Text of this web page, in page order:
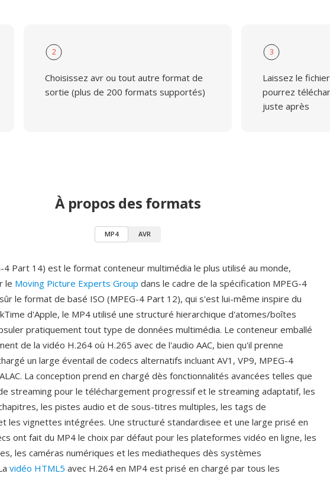
2
Choisissez avr ou tout autre format de
sortie (plus de 200 formats supportés)
3
Laissez le
pourrez
juste après
À propos des formats
MP4 AVR
4 Part 14) est le format conteneur multimédia le plus utilisé au monde,
le Moving Picture Experts Group dans le cadre de la spécification MPEG-4
le format de basé ISO (MPEG-4 Part 12), qui s'est lui-même inspire du
d'Apple, le MP4 utilisé une structuré hierarchique d'atomes/boîtes
pratiquement tout type de données multimédia. Le conteneur emballé
de la vidéo H.264 où H.265 avec de l'audio AAC, bien qu'il prenne
un large éventail de codecs alternatifs incluant AV1, VP9, MPEG-4
La conception prend en chargé dès fonctionnalités avancées telles que
streaming pour le téléchargement progressif et le streaming adaptatif, les
les pistes audio et de sous-titres multiples, les tags de
les vignettes intégrées. Une structuré standardisee et une large prisé en
ont fait du MP4 le choix par défaut pour les plateformes vidéo en ligne, les
les caméras numériques et les mediatheques dès systèmes
vidéo HTML5 avec H.264 en MP4 est prisé en chargé par tous les